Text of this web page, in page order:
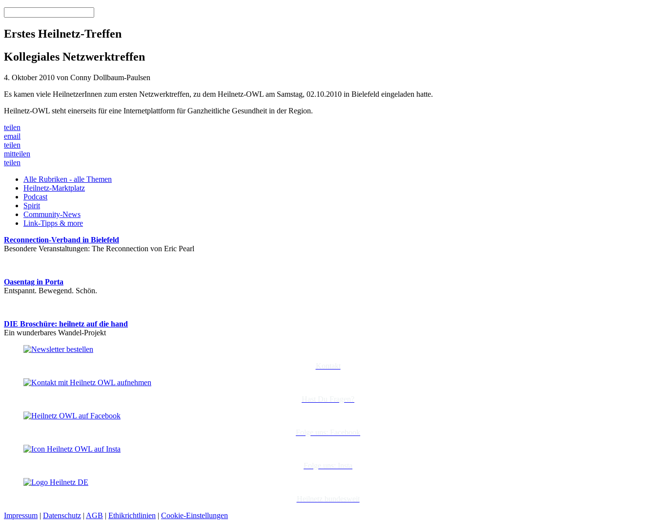
Erstes Heilnetz-Treffen
Kollegiales Netzwerktreffen
4. Oktober 2010 von Conny Dollbaum-Paulsen
Es kamen viele HeilnetzerInnen zum ersten Netzwerktreffen, zu dem Heilnetz-OWL am Samstag, 02.10.2010 in Bielefeld eingeladen hatte.
Heilnetz-OWL steht einerseits für eine Internetplattform für Ganzheitliche Gesundheit in der Region.
teilen
email
teilen
mitteilen
teilen
Alle Rubriken - alle Themen
Heilnetz-Marktplatz
Podcast
Spirit
Community-News
Link-Tipps & more
Reconnection-Verband in Bielefeld
Besondere Veranstaltungen: The Reconnection von Eric Pearl
Oasentag in Porta
Entspannt. Bewegend. Schön.
DIE Broschüre: heilnetz auf die hand
Ein wunderbares Wandel-Projekt
Impressum | Datenschutz | AGB | Ethikrichtlinien | Cookie-Einstellungen